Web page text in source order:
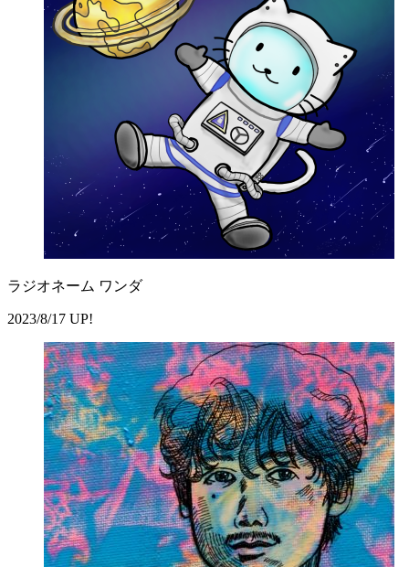
ラジオネーム ワンダ
2023/8/17 UP!